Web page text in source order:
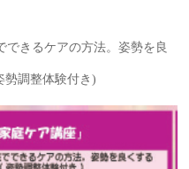
できるケアの方法。姿勢を良
勢調整体験付き)